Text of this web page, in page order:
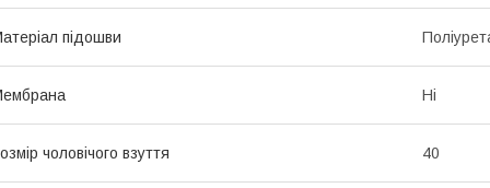
підошви
Ні
чоловічого взуття 40